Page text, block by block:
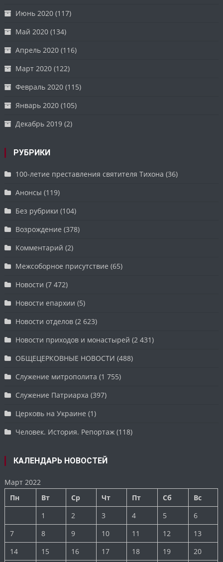
Июнь 2020 (117)
Май 2020 (134)
Апрель 2020 (116)
Март 2020 (122)
Февраль 2020 (115)
Январь 2020 (105)
Декабрь 2019 (2)
РУБРИКИ
100-летие преставления святителя Тихона (36)
Анонсы (119)
Без рубрики (104)
Возрождение (378)
Комментарий (2)
Межсоборное присутствие (65)
Новости (7 472)
Новости епархии (5)
Новости отделов (2 623)
Новости приходов и монастырей (2 431)
ОБЩЕЦЕРКОВНЫЕ НОВОСТИ (488)
Служение митрополита (1 755)
Служение Патриарха (397)
Церковь на Украине (1)
Человек. История. Репортаж (118)
КАЛЕНДАРЬ НОВОСТЕЙ
Март 2022
Пн
Вт Ср Чт Пт Сб
Вс
1
2 3 4 5
6
7
8 9 10 11 12
13
14
15 16 17 18 19 20